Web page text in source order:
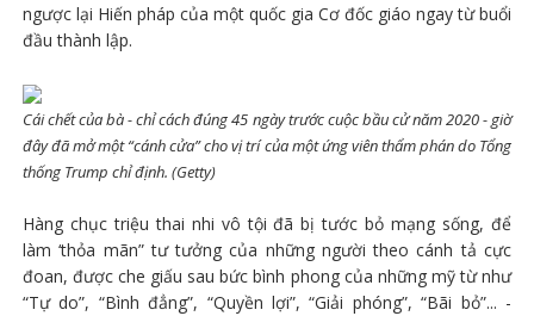
ngược lại Hiến pháp của một quốc gia Cơ đốc giáo ngay từ buổi
đầu thành lập.
Cái chết của bà - chỉ cách đúng 45 ngày trước cuộc bầu cử năm 2020 - giờ
đây đã mở một “cánh cửa” cho vị trí của một ứng viên thẩm phán do Tổng
thống Trump chỉ định. (Getty)
Hàng chục triệu thai nhi vô tội đã bị tước bỏ mạng sống, để
làm ‘thỏa mãn” tư tưởng của những người theo cánh tả cực
đoan, được che giấu sau bức bình phong của những mỹ từ như
“Tự do”, “Bình đẳng”, “Quyền lợi”, “Giải phóng”, “Bãi bỏ”... -